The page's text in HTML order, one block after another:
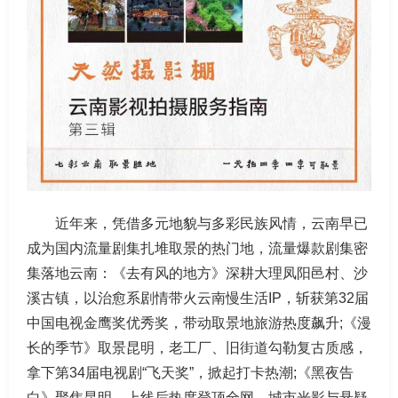
近年来，凭借多元地貌与多彩民族风情，云南早已
成为国内流量剧集扎堆取景的热门地，流量爆款剧集密
集落地云南：《去有风的地方》深耕大理凤阳邑村、沙
溪古镇，以治愈系剧情带火云南慢生活IP，斩获第32届
中国电视金鹰奖优秀奖，带动取景地旅游热度飙升;《漫
长的季节》取景昆明，老工厂、旧街道勾勒复古质感，
拿下第34届电视剧“飞天奖”，掀起打卡热潮;《黑夜告